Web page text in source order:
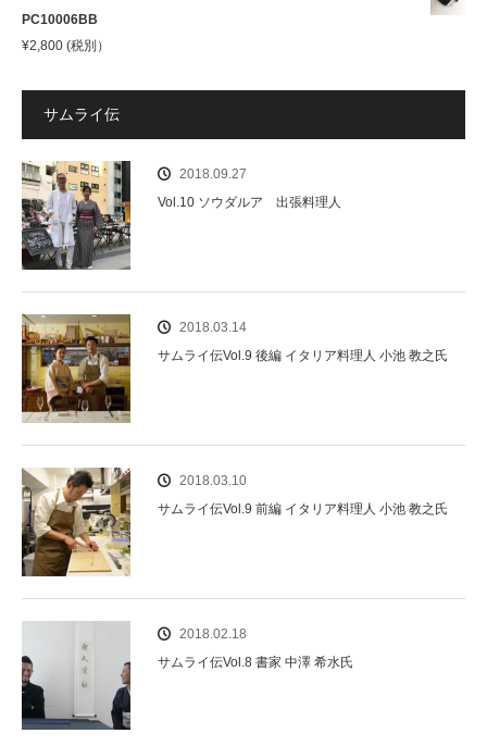
PC10006BB
¥2,800 (税別）
サムライ伝
2018.09.27
Vol.10 ソウダルア 出張料理人
2018.03.14
サムライ伝Vol.9 後編 イタリア料理人 小池 教之氏
2018.03.10
サムライ伝Vol.9 前編 イタリア料理人 小池 教之氏
2018.02.18
サムライ伝Vol.8 書家 中澤 希水氏